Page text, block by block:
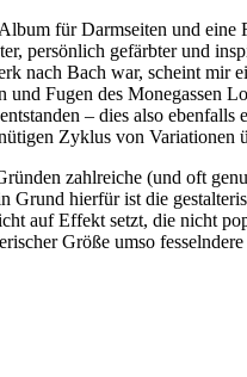
für Darmseiten und
persönlich gefärbter und
nach Bach war, scheint
Fugen des Monegassen
– dies also
Zyklus von
zahlreiche (und oft
Grund hierfür ist die
auf Effekt setzt, die nicht
Größe umso